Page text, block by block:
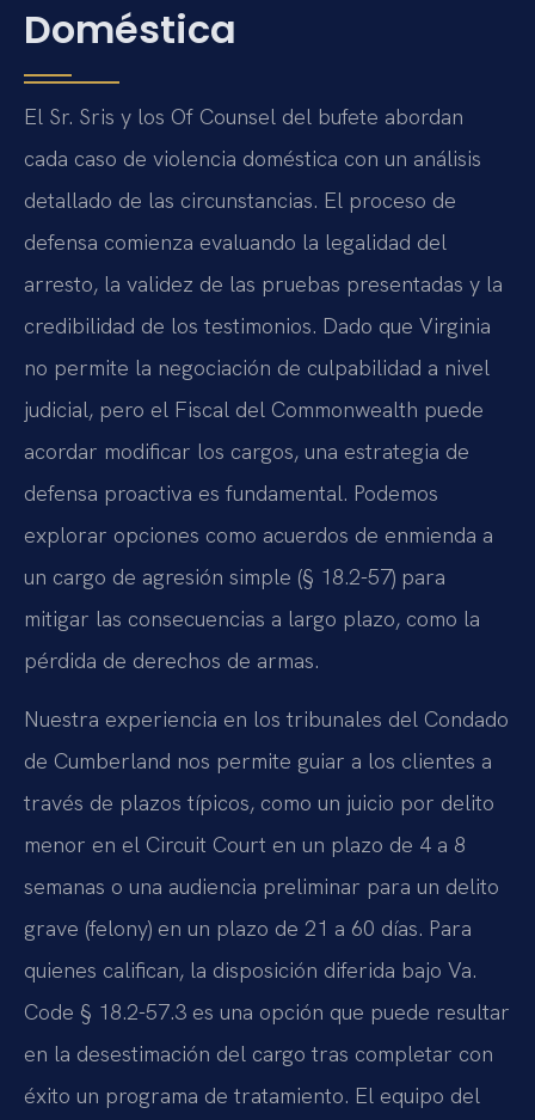
Doméstica
El Sr. Sris y los Of Counsel del bufete abordan
cada caso de violencia doméstica con un análisis
detallado de las circunstancias. El proceso de
defensa comienza evaluando la legalidad del
arresto, la validez de las pruebas presentadas y la
credibilidad de los testimonios. Dado que Virginia
no permite la negociación de culpabilidad a nivel
judicial, pero el Fiscal del Commonwealth puede
acordar modificar los cargos, una estrategia de
defensa proactiva es fundamental. Podemos
explorar opciones como acuerdos de enmienda a
un cargo de agresión simple (§ 18.2-57) para
mitigar las consecuencias a largo plazo, como la
pérdida de derechos de armas.
Nuestra experiencia en los tribunales del Condado
de Cumberland nos permite guiar a los clientes a
través de plazos típicos, como un juicio por delito
menor en el Circuit Court en un plazo de 4 a 8
semanas o una audiencia preliminar para un delito
grave (felony) en un plazo de 21 a 60 días. Para
quienes califican, la disposición diferida bajo Va.
Code § 18.2-57.3 es una opción que puede resultar
en la desestimación del cargo tras completar con
éxito un programa de tratamiento. El equipo del